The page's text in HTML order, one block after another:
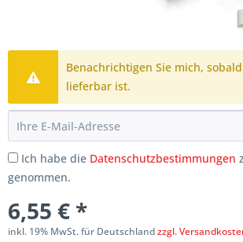
Benachrichtigen Sie mich,
lieferbar ist.
Ich habe die Datenschutzbestimmungen
genommen.
6,55 € *
inkl. 19% MwSt. für Deutschlandzzgl.